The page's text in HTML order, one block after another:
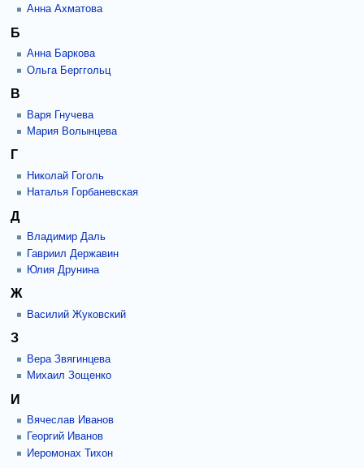
Анна Ахматова
Б
Анна Баркова
Ольга Берггольц
В
Варя Гнучева
Мария Волынцева
Г
Николай Гоголь
Наталья Горбаневская
Д
Владимир Даль
Гавриил Державин
Юлия Друнина
Ж
Василий Жуковский
З
Вера Звягинцева
Михаил Зощенко
И
Вячеслав Иванов
Георгий Иванов
Иеромонах Тихон